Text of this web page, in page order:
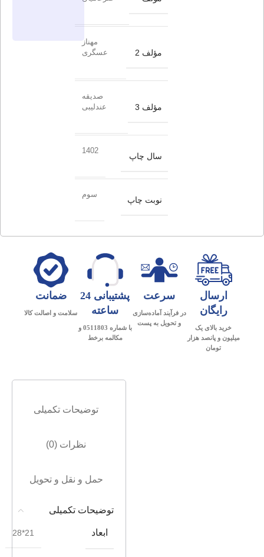
مؤلف 2
مهناز
عسگری
مؤلف 3
صدیقه
عندلیبی
سال چاپ
1402
نوبت چاپ
سوم
ارسال
رایگان
خرید بالای یک
میلیون و پانصد هزار
تومان
سرعت
در فرآیند آماده‌سازی
و تحویل به پست
پشتیبانی 24
ساعته
با شماره 0511803 و
مکالمه برخط
ضمانت
سلامت و اصالت کالا
توضیحات تکمیلی
نظرات (0)
حمل و نقل و تحویل
توضیحات تکمیلی
ابعاد 21*28